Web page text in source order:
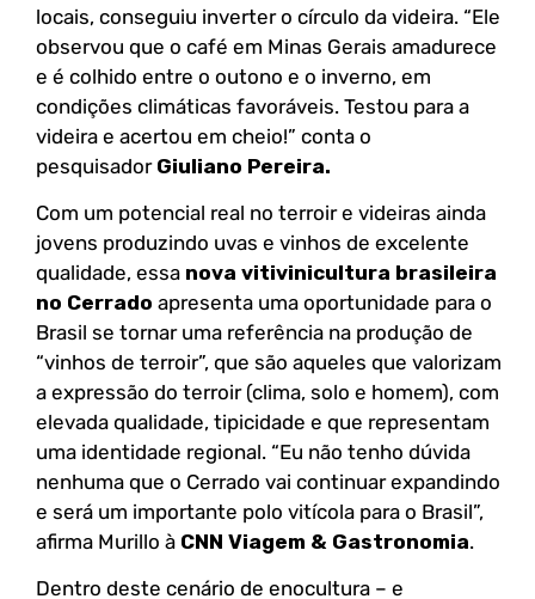
locais, conseguiu inverter o círculo da videira. “Ele
observou que o café em Minas Gerais amadurece
e é colhido entre o outono e o inverno, em
condições climáticas favoráveis. Testou para a
videira e acertou em cheio!” conta o
pesquisador Giuliano Pereira.
Com um potencial real no terroir e videiras ainda
jovens produzindo uvas e vinhos de excelente
qualidade, essa nova vitivinicultura brasileira
no Cerrado apresenta uma oportunidade para o
Brasil se tornar uma referência na produção de
“vinhos de terroir”, que são aqueles que valorizam
a expressão do terroir (clima, solo e homem), com
elevada qualidade, tipicidade e que representam
uma identidade regional. “Eu não tenho dúvida
nenhuma que o Cerrado vai continuar expandindo
e será um importante polo vitícola para o Brasil”,
afirma Murillo à CNN Viagem & Gastronomia.
Dentro deste cenário de enocultura – e